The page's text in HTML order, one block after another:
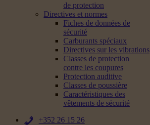
de protection
Directives et normes
Fiches de données de
sécurité
Carburants spéciaux
Directives sur les vibrations
Classes de protection
contre les coupures
Protection auditive
Classes de poussière
Caractéristiques des
vêtements de sécurité
+352 26 15 26